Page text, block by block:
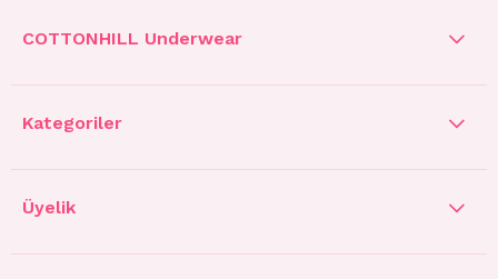
COTTONHILL Underwear
Kategoriler
Üyelik